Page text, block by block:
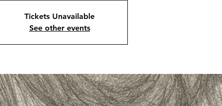
Tickets Unavailable
See other events